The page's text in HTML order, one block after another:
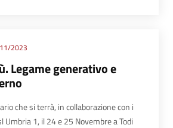
2023
Legame generativo e
che si terrà, in collaborazione con i
Umbria 1, il 24 e 25 Novembre a Todi